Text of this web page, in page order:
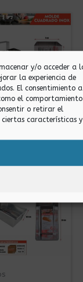
y/o acceder a
la experiencia de
El consentimiento a
el comportamiento
o retirar el
características y